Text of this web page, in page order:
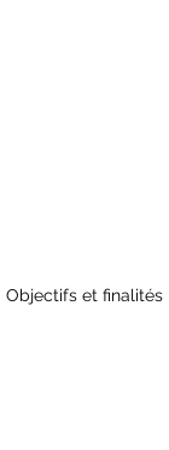
Objectifs et finalités